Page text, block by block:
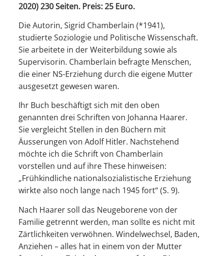
2020) 230 Seiten. Preis: 25 Euro.
Die Autorin, Sigrid Chamberlain (*1941),
studierte Soziologie und Politische Wissenschaft.
Sie arbeitete in der Weiterbildung sowie als
Supervisorin. Chamberlain befragte Menschen,
die einer NS-Erziehung durch die eigene Mutter
ausgesetzt gewesen waren.
Ihr Buch beschäftigt sich mit den oben
genannten drei Schriften von Johanna Haarer.
Sie vergleicht Stellen in den Büchern mit
Äusserungen von Adolf Hitler. Nachstehend
möchte ich die Schrift von Chamberlain
vorstellen und auf ihre These hinweisen:
„Frühkindliche nationalsozialistische Erziehung
wirkte also noch lange nach 1945 fort“ (S. 9).
Nach Haarer soll das Neugeborene von der
Familie getrennt werden, man sollte es nicht mit
Zärtlichkeiten verwöhnen. Windelwechsel, Baden,
Anziehen – alles hat in einem von der Mutter